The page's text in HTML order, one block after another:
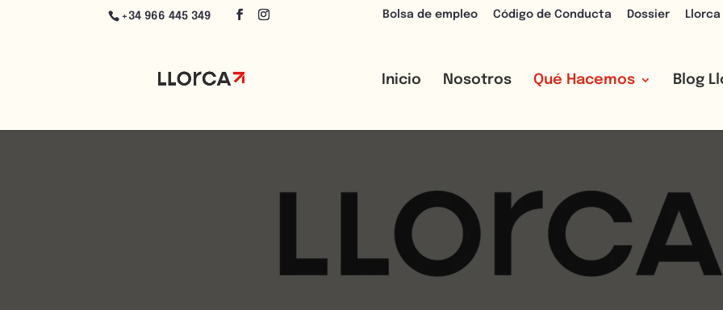
+34 966 445 349 Bolsa de empleo Código de Conducta Dossier
Inicio Nosotros Qué Hacemos Blog